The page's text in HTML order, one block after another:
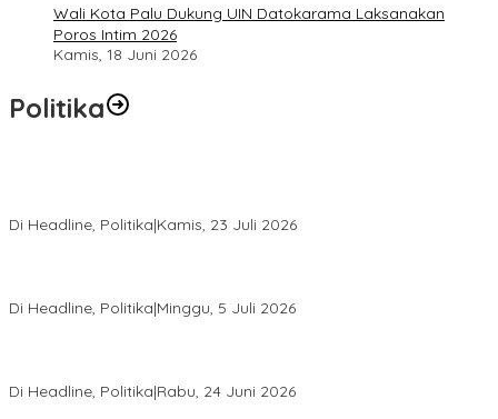
Wali Kota Palu Dukung UIN Datokarama Laksanakan
Poros Intim 2026
Kamis, 18 Juni 2026
Politika
Di Headline, Politika|Kamis, 23 Juli 2026
Di Headline, Politika|Minggu, 5 Juli 2026
Di Headline, Politika|Rabu, 24 Juni 2026